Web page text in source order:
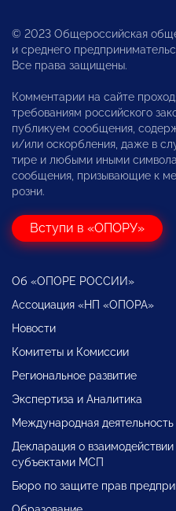
© 2023 Общероссийская
и среднего
Все права защищены.
Комментарии на сайте
требованиям российского
публикуем сообщения,
и/или оскорбления, даже в
тире и любыми иными
сообщения, призывающие к
розни.
Вступи в «ОПОРУ»
Об «ОПОРЕ РОССИИ»
Ассоциация «НП «ОПОРА»
Новости
Комитеты и Комиссии
Региональное развитие
Экспертиза и Аналитика
Международная деятельность
Декларация о
субъектами МСП
Бюро по защите прав